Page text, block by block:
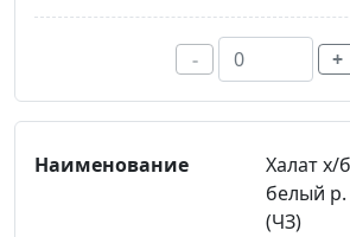
- +
Халат х/
белый р.
(ЧЗ)